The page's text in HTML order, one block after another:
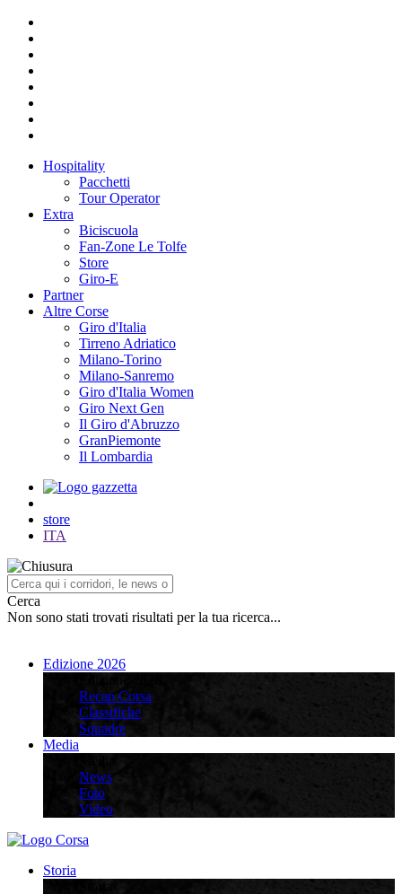
Hospitality
Pacchetti
Tour Operator
Extra
Biciscuola
Fan-Zone Le Tolfe
Store
Giro-E
Partner
Altre Corse
Giro d'Italia
Tirreno Adriatico
Milano-Torino
Milano-Sanremo
Giro d'Italia Women
Giro Next Gen
Il Giro d'Abruzzo
GranPiemonte
Il Lombardia
store
ITA
Cerca
Non sono stati trovati risultati per la tua ricerca...
Edizione 2026
Recap Corsa
Classifiche
Squadre
Media
News
Foto
Video
Storia